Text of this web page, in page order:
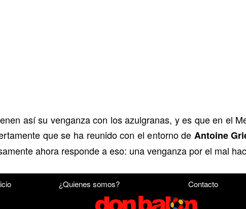
así su venganza con los azulgranas, y es que en el
que se ha reunido con el entorno de Antoine
ahora responde a eso: una venganza por el mal
¿Quienes somos? Contacto